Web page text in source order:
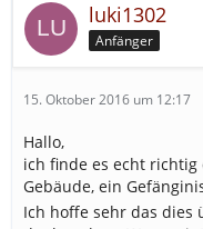
luki1302
Anfänger
15. Oktober 2016 um 12:17
Hallo,
ich finde es echt richtig
Gebäude, ein
Ich hoffe sehr das